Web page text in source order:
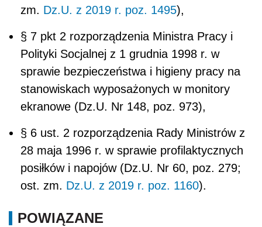
zm. Dz.U. z 2019 r. poz. 1495),
§ 7 pkt 2 rozporządzenia Ministra Pracy i
Polityki Socjalnej z 1 grudnia 1998 r. w
sprawie bezpieczeństwa i higieny pracy na
stanowiskach wyposażonych w monitory
ekranowe (Dz.U. Nr 148, poz. 973),
§ 6 ust. 2 rozporządzenia Rady Ministrów z
28 maja 1996 r. w sprawie profilaktycznych
posiłków i napojów (Dz.U. Nr 60, poz. 279;
ost. zm. Dz.U. z 2019 r. poz. 1160).
POWIĄZANE